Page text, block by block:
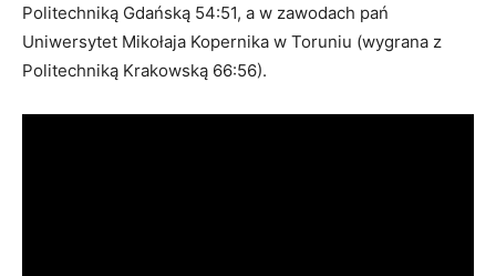
Politechniką Gdańską 54:51, a w zawodach pań
Uniwersytet Mikołaja Kopernika w Toruniu (wygrana z
Politechniką Krakowską 66:56).